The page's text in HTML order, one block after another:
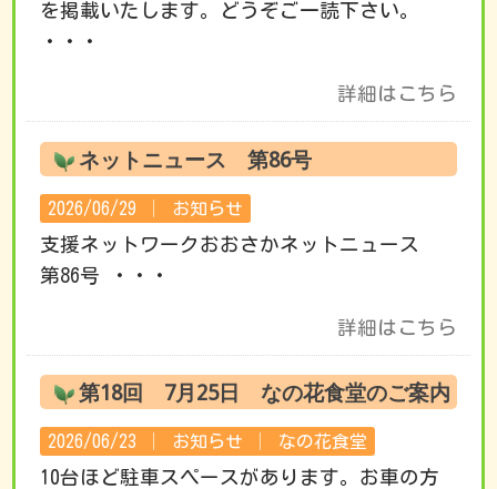
を掲載いたします。どうぞご一読下さい。
・・・
詳細はこちら
ネットニュース 第86号
2026/06/29 │ お知らせ
支援ネットワークおおさかネットニュース
第86号 ・・・
詳細はこちら
第18回 7月25日 なの花食堂のご案内
2026/06/23 │ お知らせ なの花食堂
10台ほど駐車スペースがあります。お車の方